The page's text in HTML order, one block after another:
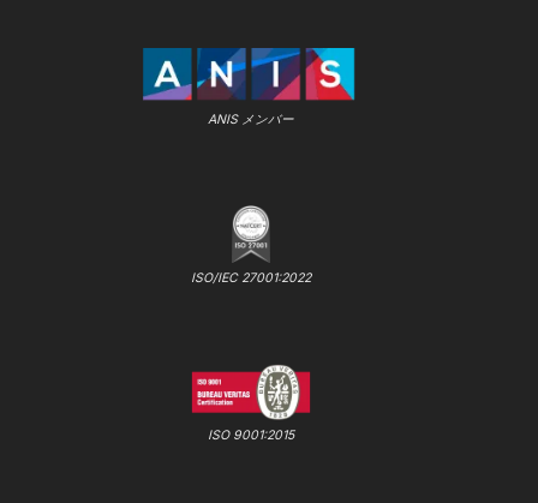
ANIS メンバー
ISO/IEC 27001:2022
ISO 9001:2015